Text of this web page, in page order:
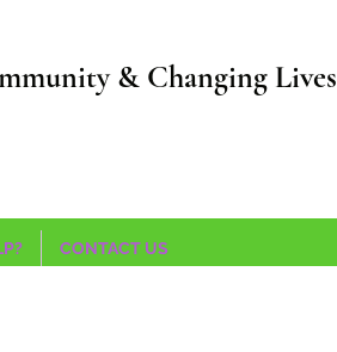
& Changing Lives
CONTACT US